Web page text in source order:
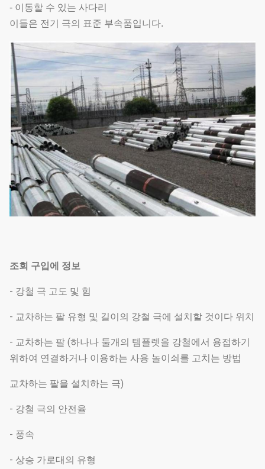
- 이동할 수 있는 사다리
이들은 전기 극의 표준 부속품입니다.
조회 구입에 정보
- 강철 극 고도 및 힘
- 교차하는 팔 유형 및 길이의 강철 극에 설치할 것이다 위치
- 교차하는 팔 (하나나 둘개의 템플렛을 강철에서 용접하기
위하여 연결하거나 이용하는 사용 놀이쇠를 고치는 방법
교차하는 팔을 설치하는 극)
- 강철 극의 안전율
- 풍속
- 상승 가로대의 유형